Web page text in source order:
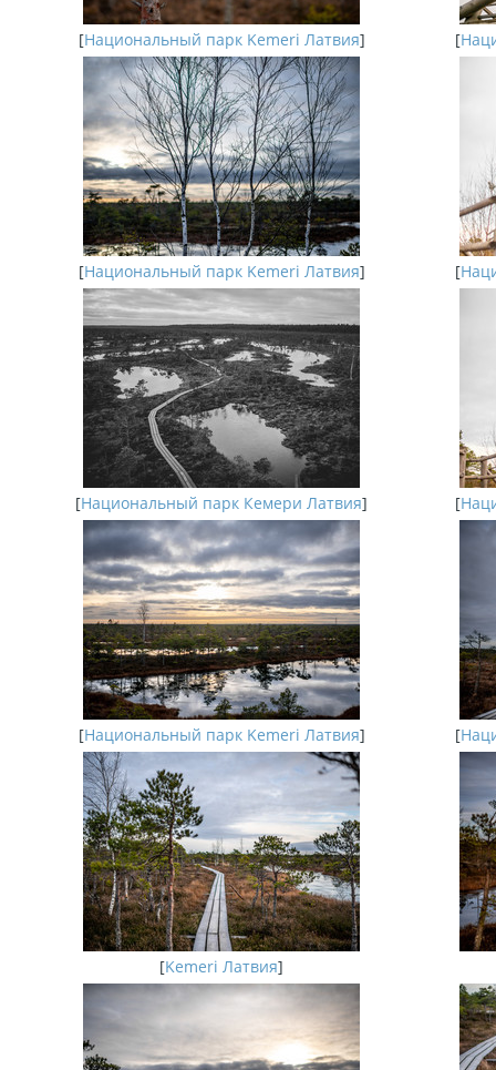
[Национальный парк Kemeri Латвия] [
[Национальный парк Kemeri Латвия] [
[Национальный парк Кемери Латвия] [
[Национальный парк Kemeri Латвия] [
[Kemeri Латвия]